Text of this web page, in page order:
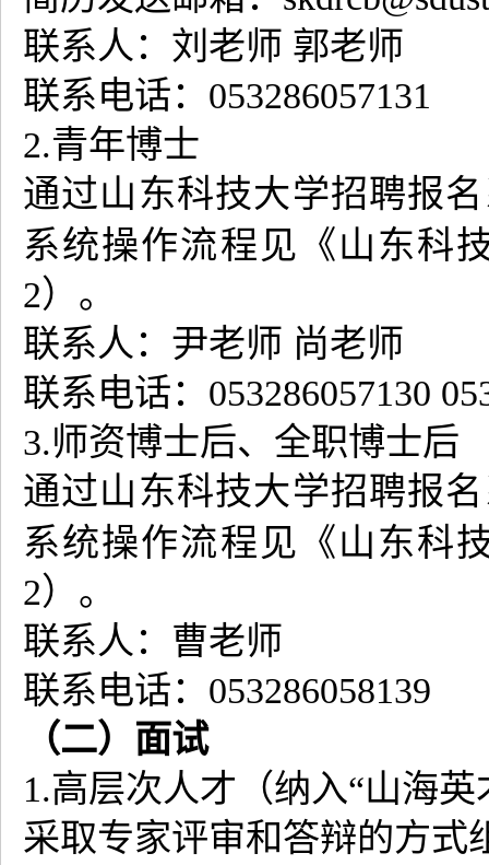
联系人：刘老师 郭老师
联系电话：053286057131
2.青年博士
通过山东科技大学招聘报
系统操作流程见《山东科
2）。
联系人：尹老师 尚老师
联系电话：053286057130
3.师资博士后、全职博士后
通过山东科技大学招聘报
系统操作流程见《山东科
2）。
联系人：曹老师
联系电话：053286058139
（二）面试
1.高层次人才（纳入“山海
采取专家评审和答辩的方式